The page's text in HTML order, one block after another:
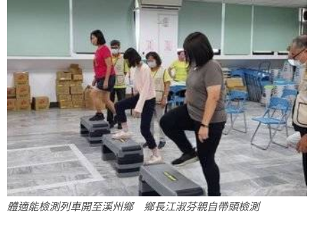
體適能檢測列車開至溪州鄉 鄉長江淑芬親自帶頭檢測